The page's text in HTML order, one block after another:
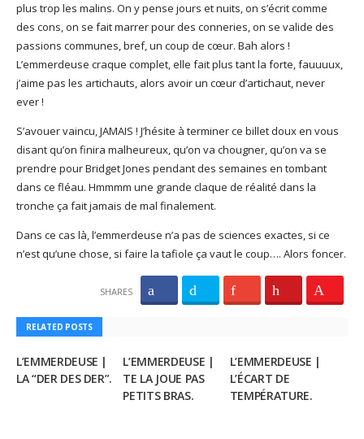
plus trop les malins. On y pense jours et nuits, on s’écrit comme
des cons, on se fait marrer pour des conneries, on se valide des
passions communes, bref, un coup de cœur. Bah alors !
L’emmerdeuse craque complet, elle fait plus tant la forte, fauuuux,
j’aime pas les artichauts, alors avoir un cœur d’artichaut, never
ever !
S’avouer vaincu, JAMAIS ! J’hésite à terminer ce billet doux en vous
disant qu’on finira malheureux, qu’on va chougner, qu’on va se
prendre pour Bridget Jones pendant des semaines en tombant
dans ce fléau. Hmmmm une grande claque de réalité dans la
tronche ça fait jamais de mal finalement.
Dans ce cas là, l’emmerdeuse n’a pas de sciences exactes, si ce
n’est qu’une chose, si faire la tafiole ça vaut le coup…. Alors foncer.
SHARES
RELATED POSTS
L’EMMERDEUSE |
LA “DER DES DER”.
L’EMMERDEUSE |
TE LA JOUE PAS
PETITS BRAS.
L’EMMERDEUSE |
L’ÉCART DE
TEMPÉRATURE.